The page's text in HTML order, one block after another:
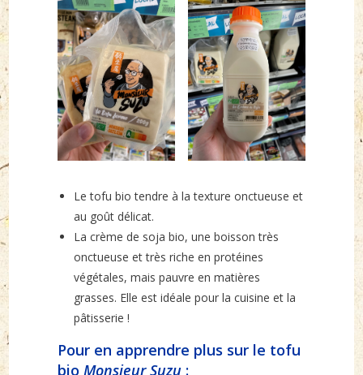
Le tofu bio tendre à la texture onctueuse et
au goût délicat.
La crème de soja bio, une boisson très
onctueuse et très riche en protéines
végétales, mais pauvre en matières
grasses. Elle est idéale pour la cuisine et la
pâtisserie !
Pour en apprendre plus sur le tofu
bioMonsieur Suzu :